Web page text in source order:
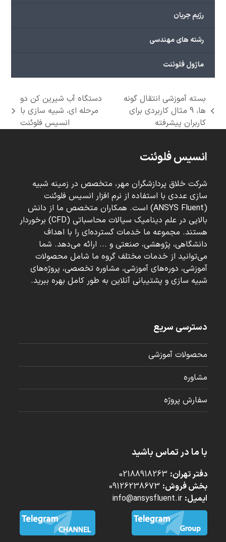
رژیم جریان
رشته های مهندسی
ماژول فلوئنت
previous
post:
بسته آموزشی انتقال گونه
ها، 9 مثال کاربردی برای
کاربران پیشرفته
next
post:
دستگاه آب شیرین کن دو
مرحله ای، شبیه سازی با
انسیس فلوئنت
انسیس فلوئنت
شرکت خلاق پردازشگران مهر، متخصص در زمینه شبیه
سازی عددی با استفاده از نرم افزار انسیس فلوئنت
(ANSYS Fluent) است. همکاران متخصص ما از دانش
بالایی در علم دینامیک سیالات محاسباتی (CFD) برخوردار
هستند. مجموعه ما خدمات گسترده‌ای را با اهداف
دانشگاهی، پژوهشی، صنعتی و ... ارائه می‌دهد. شما
می‌توانید از خدمات مختلف گروه ما شامل محصولات
آموزشی، دوره‌های آموزشی، مشاوره تخصصی، پروژه‌های
شبیه سازی و پشتیبانی آنلاین به طور کامل بهره ببرید.
دسترسی سریع
محصولات آموزشی
مشاوره
سفارش پروژه
با ما در تماس باشید
دفتر تهران:
بخش فروش:
ایمیل: info@ansysfluent.ir